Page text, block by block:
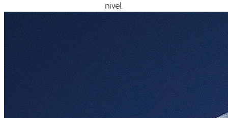
nivel.